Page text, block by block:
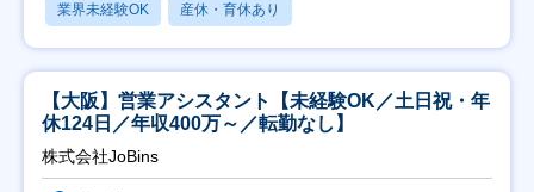
業界未経験OK 産休・育休あり
【大阪】営業アシスタント【未経験OK／土日祝・年
休124日／年収400万～／転勤なし】
株式会社JoBins